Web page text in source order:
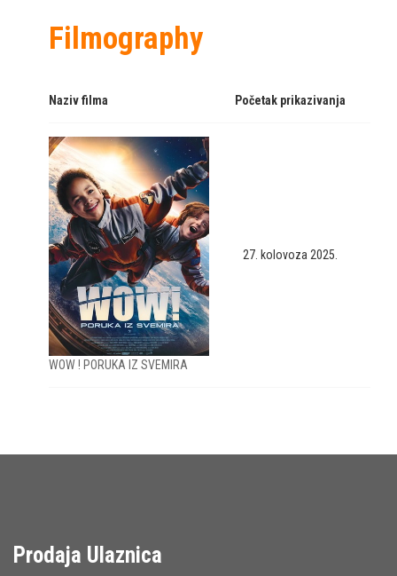
Filmography
Naziv filma Početak prikazivanja
WOW ! PORUKA IZ SVEMIRA
27. kolovoza 2025.
Prodaja Ulaznica